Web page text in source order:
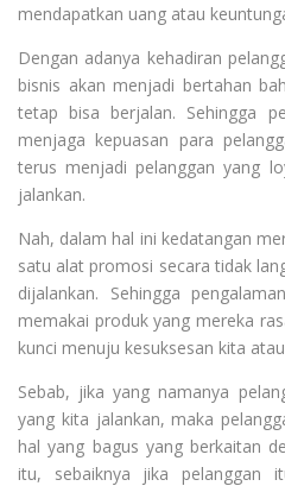
mendapatkan uang atau
Dengan adanya kehadiran
bisnis akan menjadi bertahan
tetap bisa berjalan. Sehingga
menjaga kepuasan para
terus menjadi pelanggan yang
jalankan.
Nah, dalam hal ini kedatangan
satu alat promosi secara tidak
dijalankan. Sehingga
memakai produk yang mereka
kunci menuju kesuksesan kita
Sebab, jika yang namanya
yang kita jalankan, maka
hal yang bagus yang berkaitan
itu, sebaiknya jika pelanggan